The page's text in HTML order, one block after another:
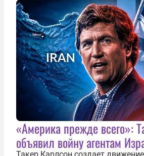
«Америка прежде всего»:
объявил войну агентам